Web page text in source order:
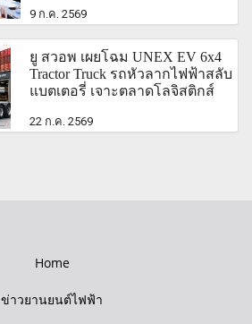
9 ก.ค. 2569
ยู สวอพ เผยโฉม UNEX EV 6x4
Tractor Truck รถหัวลากไฟฟ้าสลับ
แบตเตอรี่ เจาะตลาดโลจิสติกส์
22 ก.ค. 2569
Home
ข่าวยานยนต์ไฟฟ้า